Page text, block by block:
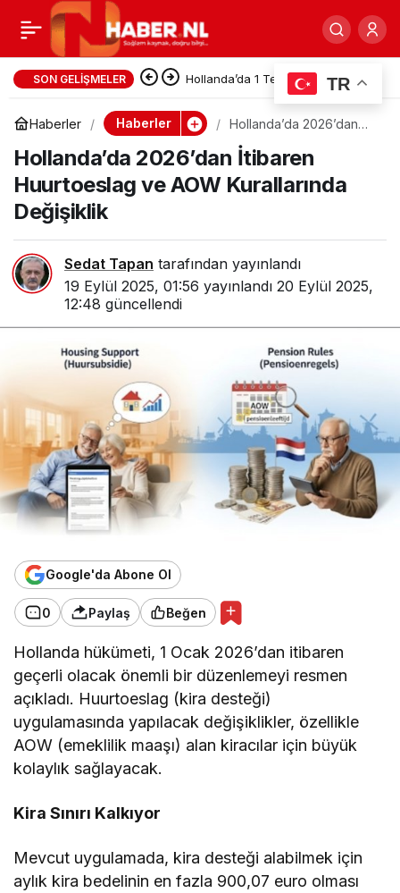
SON GELIŞMELER Hollanda’da 1 Temmuz 2026’dan
İtibaren Adalet ve Güvenlik
Alanında Yeni Düzenlemeler
Yürürlüğe Girdi
Haberler Haberler
Hollanda’da 2026’dan
AOW Kurallarında
Değişiklik
Hollanda’da 2026’dan İtibaren
Huurtoeslag ve AOW Kurallarında
Değişiklik
Sedat Tapan tarafından yayınlandı
19 Eylül 2025, 01:56 yayınlandı 20 Eylül 2025,
12:48 güncellendi
Google'da Abone Ol
0 Paylaş Beğen
Hollanda hükümeti, 1 Ocak 2026’dan itibaren
geçerli olacak önemli bir düzenlemeyi resmen
açıkladı. Huurtoeslag (kira desteği)
uygulamasında yapılacak değişiklikler, özellikle
AOW (emeklilik maaşı) alan kiracılar için büyük
kolaylık sağlayacak.
Kira Sınırı Kalkıyor
Mevcut uygulamada, kira desteği alabilmek için
aylık kira bedelinin en fazla 900,07 euro olması
PvdA/GroenLinks
Liderinden Diyanet’e
sert eleştiri
0 Paylaş
TR